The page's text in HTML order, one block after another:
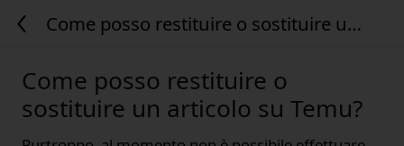
Come posso restituire o sostituire un
Come posso restituire o
sostituire un articolo su Temu?